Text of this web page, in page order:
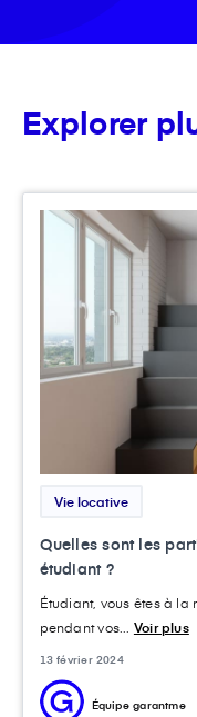
Explorer
Vie locative
Quelles sont les
étudiant ?
Étudiant, vous êtes à la
pendant vos... Voir plus
13 février 2024
Équipe garantme